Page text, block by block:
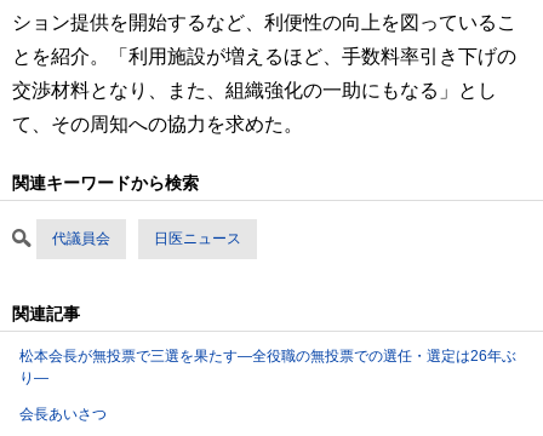
ション提供を開始するなど、利便性の向上を図っているこ
とを紹介。「利用施設が増えるほど、手数料率引き下げの
交渉材料となり、また、組織強化の一助にもなる」とし
て、その周知への協力を求めた。
関連キーワードから検索
代議員会 日医ニュース
関連記事
松本会長が無投票で三選を果たす―全役職の無投票での選任・選定は26年ぶ
り―
会長あいさつ